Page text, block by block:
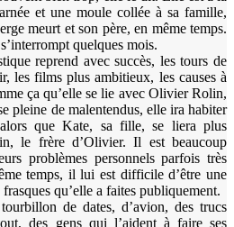
et une moule collée à sa famille,
meurt et son père, en même temps.
quelques mois.
reprend avec succès, les tours de
les films plus ambitieux, les causes à
ça qu’elle se lie avec Olivier Rolin,
pleine de malentendus, elle ira habiter
que Kate, sa fille, se liera plus
le frère d’Olivier. Il est beaucoup
problèmes personnels parfois très
temps, il lui est difficile d’être une
qu’elle a faites publiquement.
de dates, d’avion, des trucs
des gens qui l’aident à faire ses